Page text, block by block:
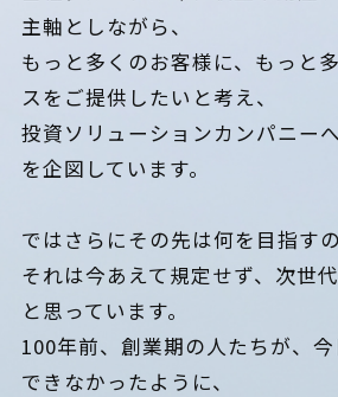
主軸としながら、
もっと多くのお客様に、もっと
スをご提供したいと考え、
投資ソリューションカンパニー
を企図しています。
ではさらにその先は何を目指すの
それは今あえて規定せず、次世
と思っています。
100年前、創業期の人たちが、
できなかったように、